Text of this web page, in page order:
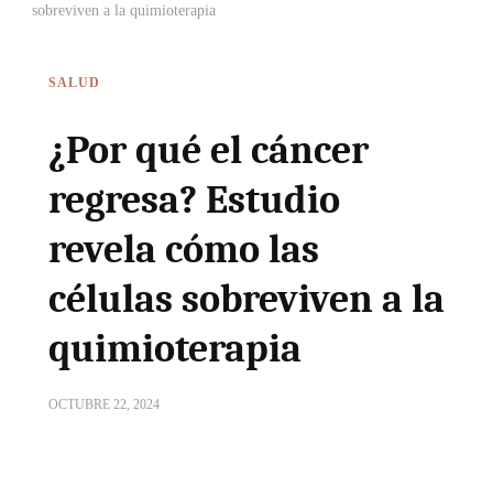
sobreviven a la quimioterapia
SALUD
¿Por qué el cáncer
regresa? Estudio
revela cómo las
células sobreviven a la
quimioterapia
OCTUBRE 22, 2024